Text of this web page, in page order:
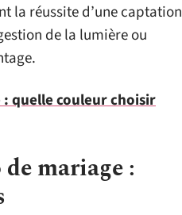
la réussite d’une captation
de la lumière ou
: quelle couleur choisir
mariage :